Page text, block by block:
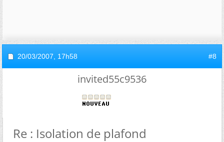
20/03/2007, 17h58 #8
invited55c9536
Re : Isolation de plafond